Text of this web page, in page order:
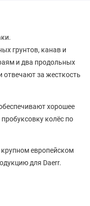
грунтов, канав и
и два продольных
отвечают за жесткость
хорошее
колёс по
европейском
для Daerr.